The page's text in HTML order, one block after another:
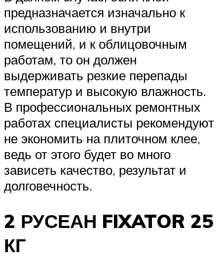
предназначается изначально к
использованию и внутри
помещений, и к облицовочным
работам, то он должен
выдерживать резкие перепады
температур и высокую влажность.
В профессиональных ремонтных
работах специалисты рекомендуют
не экономить на плиточном клее,
ведь от этого будет во много
зависеть качество, результат и
долговечность.
2 РУСЕАН FIXATOR 25
КГ